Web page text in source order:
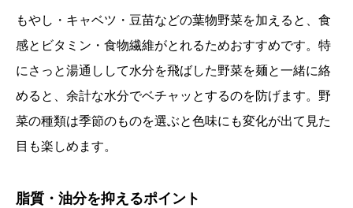
もやし・キャベツ・豆苗などの葉物野菜を加えると、食
感とビタミン・食物繊維がとれるためおすすめです。特
にさっと湯通しして水分を飛ばした野菜を麺と一緒に絡
めると、余計な水分でベチャッとするのを防げます。野
菜の種類は季節のものを選ぶと色味にも変化が出て見た
目も楽しめます。
脂質・油分を抑えるポイント